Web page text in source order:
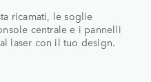
ricamati, le soglie
centrale e i pannelli
laser con il tuo design.